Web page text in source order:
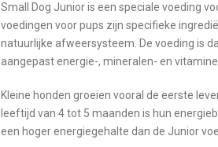
Small Dog Junior is een speciale voeding
voedingen voor pups zijn specifieke
natuurlijke afweersysteem. De voeding is
aangepast energie-, mineralen- en
Kleine honden groeien vooral de eerste
leeftijd van 4 tot 5 maanden is hun
een hoger energiegehalte dan de Junior